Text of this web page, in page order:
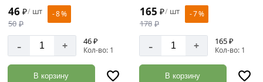
46 ₽/ шт
50 ₽
- 8 %
- + 46 ₽
Кол-во: 1
В корзину
165 ₽/ шт
178 ₽
- 7 %
- + 165 ₽
Кол-во: 1
В корзину